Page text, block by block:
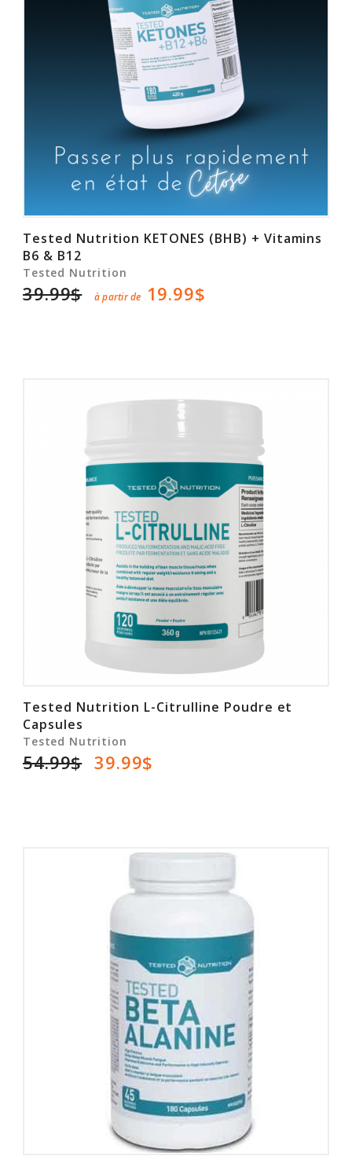
Tested Nutrition KETONES (BHB) + Vitamins
B6 & B12
Tested Nutrition
39.99$ à partir de 19.99$
Tested Nutrition L-Citrulline Poudre et
Capsules
Tested Nutrition
54.99$ 39.99$